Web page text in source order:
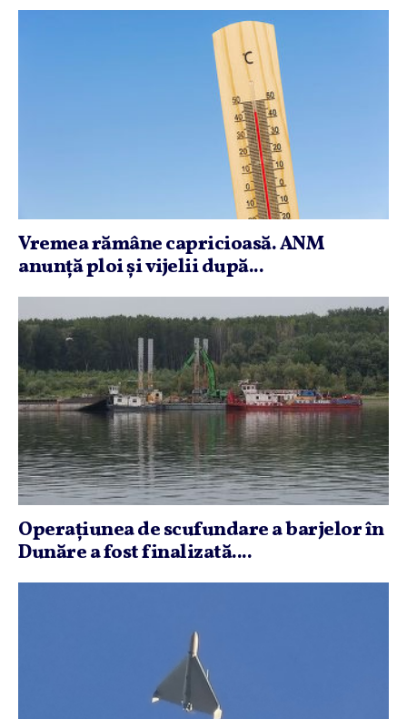
Vremea rămâne capricioasă. ANM
anunţă ploi şi vijelii după...
Operaţiunea de scufundare a barjelor în
Dunăre a fost finalizată....